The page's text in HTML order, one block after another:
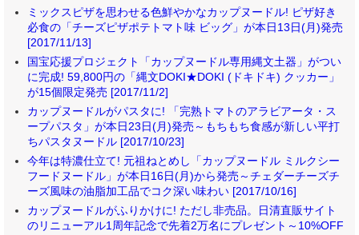
ミックスピザを思わせる色鮮やかなカップヌードル! ピザ好き
必食の「チーズピザポテトマト味 ビッグ」が本日13日(月)発売
[2017/11/13]
国宝応援プロジェクト「カップヌードル専用縄文土器」がつい
に完成! 59,800円の「縄文DOKI★DOKI (ドキドキ) クッカー」
が15個限定発売 [2017/11/2]
カップヌードルがパスタに! 「完熟トマトのアラビアータ・ス
ープパスタ」が本日23日(月)発売～もちもち食感が新しい平打
ちパスタヌードル [2017/10/23]
今年は特濃仕立て! 元祖ねとめし「カップヌードル ミルクシー
フードヌードル」が本日16日(月)から発売～チェダーチーズチ
ーズ風味の油脂加工品でコク深い味わい [2017/10/16]
カップヌードルがふりかけに! ただし非売品。日清直販サイト
のリニューアル1周年記念で先着2万名にプレゼント～10%OFF